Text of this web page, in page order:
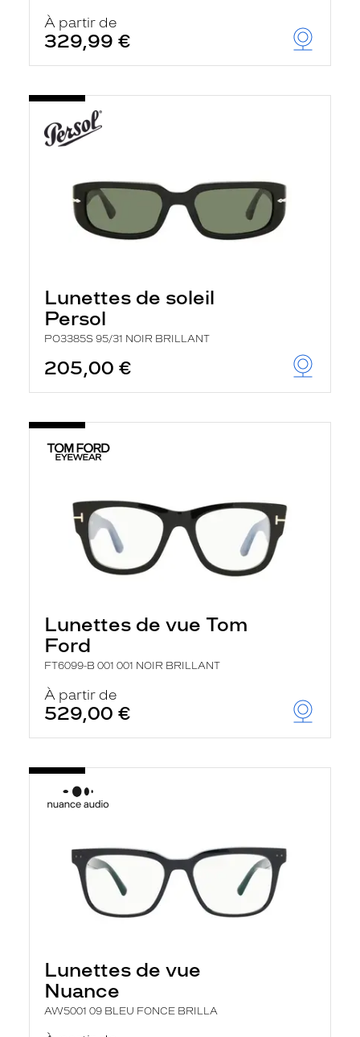
À partir de
329,99 €
Lunettes de soleil
Persol
PO3385S 95/31 NOIR BRILLANT
205,00 €
Lunettes de vue Tom
Ford
FT6099-B 001 001 NOIR BRILLANT
À partir de
529,00 €
Lunettes de vue
Nuance
AW5001 09 BLEU FONCE BRILLA